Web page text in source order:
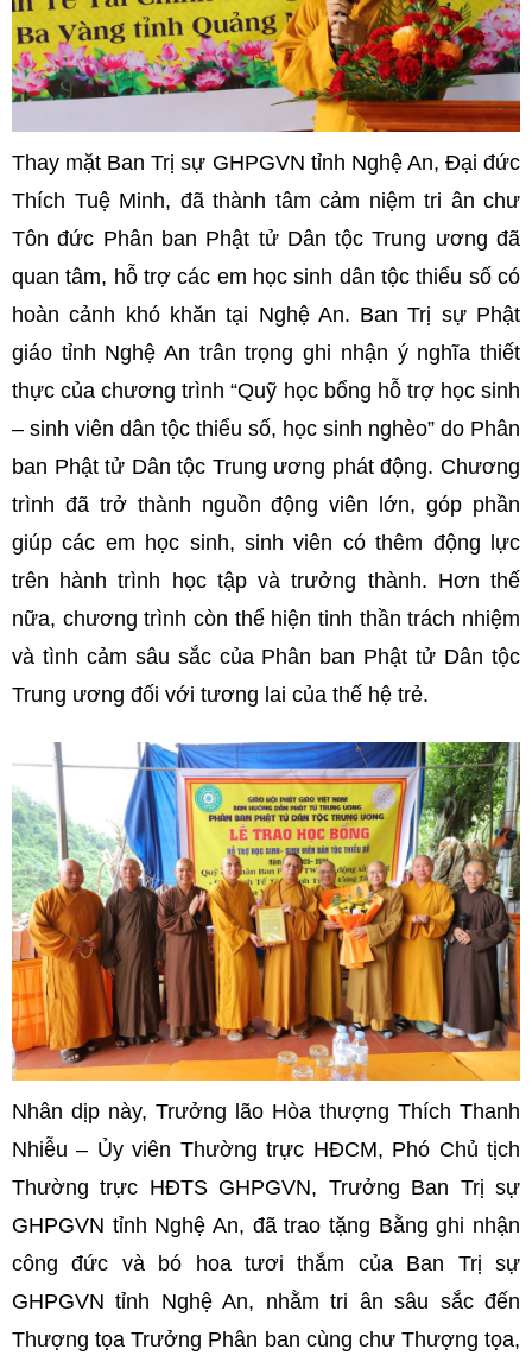
Thay mặt Ban Trị sự GHPGVN tỉnh Nghệ An, Đại đức
Thích Tuệ Minh, đã thành tâm cảm niệm tri ân chư
Tôn đức Phân ban Phật tử Dân tộc Trung ương đã
quan tâm, hỗ trợ các em học sinh dân tộc thiểu số có
hoàn cảnh khó khăn tại Nghệ An. Ban Trị sự Phật
giáo tỉnh Nghệ An trân trọng ghi nhận ý nghĩa thiết
thực của chương trình “Quỹ học bổng hỗ trợ học sinh
– sinh viên dân tộc thiểu số, học sinh nghèo” do Phân
ban Phật tử Dân tộc Trung ương phát động. Chương
trình đã trở thành nguồn động viên lớn, góp phần
giúp các em học sinh, sinh viên có thêm động lực
trên hành trình học tập và trưởng thành. Hơn thế
nữa, chương trình còn thể hiện tinh thần trách nhiệm
và tình cảm sâu sắc của Phân ban Phật tử Dân tộc
Trung ương đối với tương lai của thế hệ trẻ.
Nhân dịp này, Trưởng lão Hòa thượng Thích Thanh
Nhiễu – Ủy viên Thường trực HĐCM, Phó Chủ tịch
Thường trực HĐTS GHPGVN, Trưởng Ban Trị sự
GHPGVN tỉnh Nghệ An, đã trao tặng Bằng ghi nhận
công đức và bó hoa tươi thắm của Ban Trị sự
GHPGVN tỉnh Nghệ An, nhằm tri ân sâu sắc đến
Thượng tọa Trưởng Phân ban cùng chư Thượng tọa,